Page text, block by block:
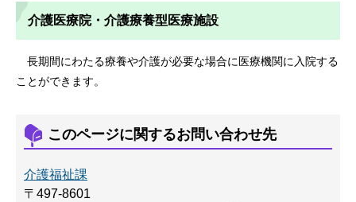
介護医療院・介護療養型医療施設
長期間にわたる療養や介護が必要な場合に医療機関に入院する
ことができます。
このページに関するお問い合わせ先
介護福祉課
〒497-8601